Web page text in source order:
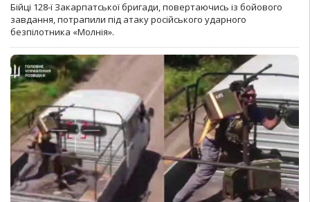
Бійці 128-ї Закарпатської бригади, повертаючись із бойового
завдання, потрапили під атаку російського ударного
безпілотника «Молнія».